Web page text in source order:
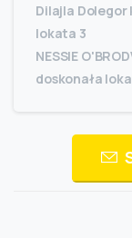
Dilajla Dolegor
lokata 3
NESSIE
doskonała